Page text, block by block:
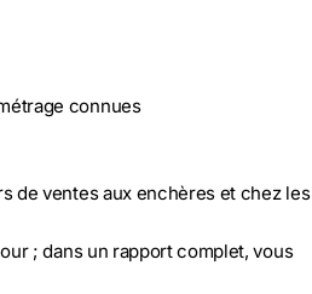
connues
de ventes aux enchères et chez les
; dans un rapport complet, vous